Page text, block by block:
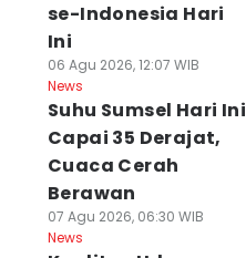
se-Indonesia Hari
Ini
06 Agu 2026, 12:07 WIB
News
Suhu Sumsel Hari Ini
Capai 35 Derajat,
Cuaca Cerah
Berawan
07 Agu 2026, 06:30 WIB
News